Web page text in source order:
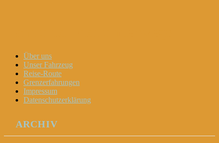
Menu
Widgets
Search
Skip
content
Über uns
Unser Fahrzeug
Reise-Route
Grenzerfahrungen
Impressum
Datenschutzerklärung
ARCHIV